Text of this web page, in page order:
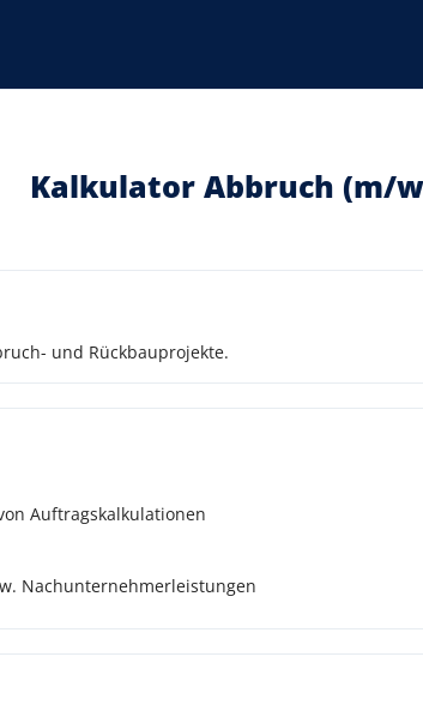
Kalkulator Abbruch (m/
und Rückbauprojekte.
Auftragskalkulationen
Nachunternehmerleistungen